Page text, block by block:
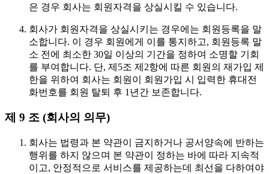
은 경우 회사는 회원자격을 상실시킬 수 있습니다.
회사가 회원자격을 상실시키는 경우에는 회원등록을 말
소합니다. 이 경우 회원에게 이를 통지하고, 회원등록 말
소 전에 최소한 30일 이상의 기간을 정하여 소명할 기회
를 부여합니다. 단, 제5조 제2항에 따른 회원의 재가입 제
한을 위하여 회사는 회원이 회원가입 시 입력한 휴대전
화번호를 회원 탈퇴 후 1년간 보존합니다.
제 9 조 (회사의 의무)
회사는 법령과 본 약관이 금지하거나 공서양속에 반하는
행위를 하지 않으며 본 약관이 정하는 바에 따라 지속적
이고, 안정적으로 서비스를 제공하는데 최선을 다하여야